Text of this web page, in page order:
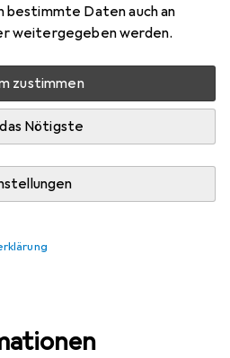
bestimmte Daten auch an
weitergegeben werden.
zustimmen
Nötigste
beim Lieferanten
genaue Lieferzeit
Warenkorb
i